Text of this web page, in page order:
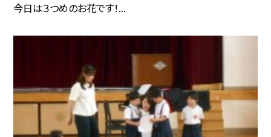
今日は３つめのお花です！...